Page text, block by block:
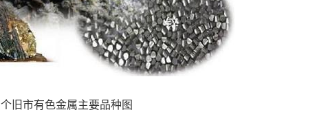
个旧市有色金属主要品种图